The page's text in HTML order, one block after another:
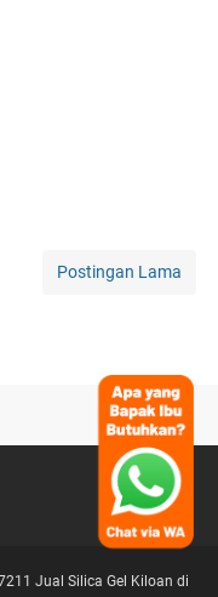
Postingan Lama
Jual Silica Gel Kiloan di